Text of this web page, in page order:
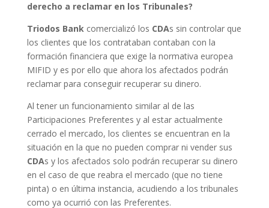
derecho a reclamar en los Tribunales?
Triodos Bank comercializó los CDAs sin controlar que
los clientes que los contrataban contaban con la
formación financiera que exige la normativa europea
MIFID y es por ello que ahora los afectados podrán
reclamar para conseguir recuperar su dinero.
Al tener un funcionamiento similar al de las
Participaciones Preferentes y al estar actualmente
cerrado el mercado, los clientes se encuentran en la
situación en la que no pueden comprar ni vender sus
CDAs y los afectados solo podrán recuperar su dinero
en el caso de que reabra el mercado (que no tiene
pinta) o en última instancia, acudiendo a los tribunales
como ya ocurrió con las Preferentes.